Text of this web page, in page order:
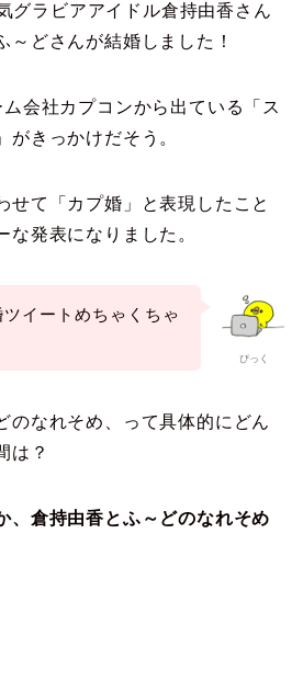
グラビアアイドル倉持由香さん
～どさんが結婚しました！
会社カプコンから出ている「ス
がきっかけだそう。
せて「カプ婚」と表現したこと
な発表になりました。
ぴっく
イートめちゃくちゃ
のなれそめ、って具体的にどん
は？
、倉持由香とふ～どのなれそめ